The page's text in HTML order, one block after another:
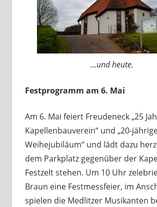
…und heute.
Festprogramm am 6. Mai
Am 6. Mai feiert Freudeneck „25
Kapellenbauverein“ und „20-
Weihejubiläum“ und lädt dazu
dem Parkplatz gegenüber der
Festzelt stehen. Um 10 Uhr
Braun eine Festmessfeier, im
spielen die Medlitzer Musikanten